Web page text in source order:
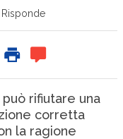
rifiutare una
corretta
la ragione